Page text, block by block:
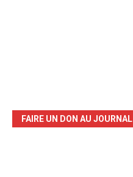
FAIRE UN DON AU JOURNAL